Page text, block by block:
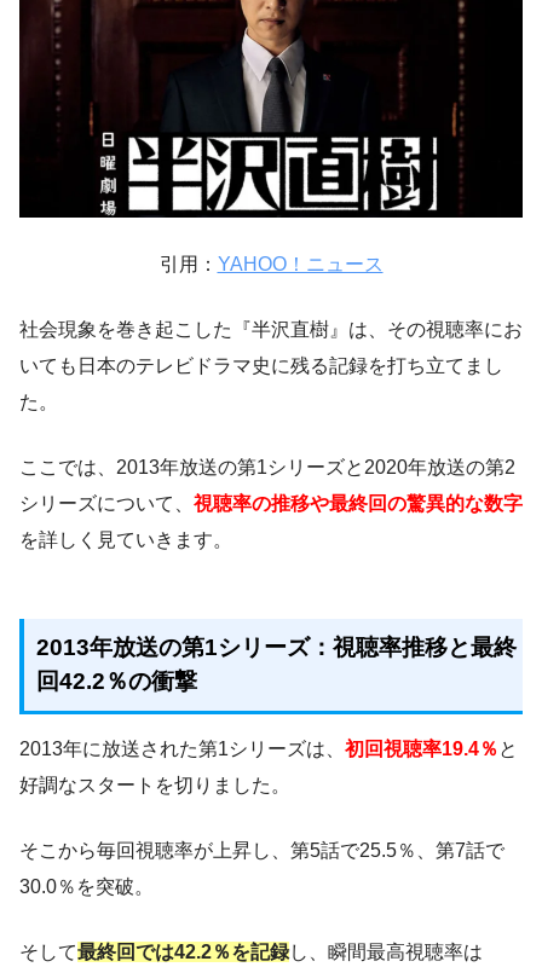
引用： YAHOO！ニュース
社会現象を巻き起こした『半沢直樹』は、その視聴率にお
いても日本のテレビドラマ史に残る記録を打ち立てまし
た。
ここでは、2013年放送の第1シリーズと2020年放送の第2
シリーズについて、 視聴率の推移や最終回の驚異的な数字
を詳しく見ていきます。
2013年放送の第1シリーズ：視聴率推移と最終
回42.2％の衝撃
2013年に放送された第1シリーズは、 初回視聴率19.4％ と
好調なスタートを切りました。
そこから毎回視聴率が上昇し、第5話で25.5％、第7話で
30.0％を突破。
そして最終回では42.2％を記録し、瞬間最高視聴率は